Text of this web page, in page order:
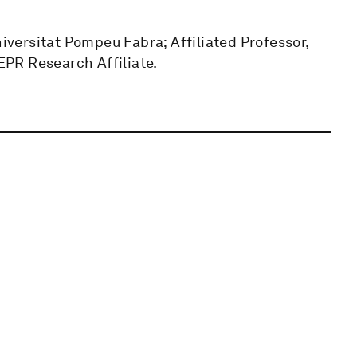
Pompeu Fabra; Affiliated Professor,
Research Affiliate.